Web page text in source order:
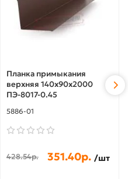
Планка примыкания
верхняя 140х90х2000
ПЭ-8017-0.45
5886-01
428.54р. 351.40р. /шт